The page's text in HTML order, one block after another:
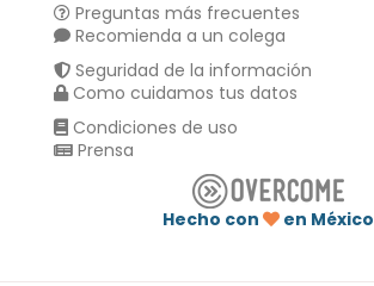
Preguntas más frecuentes
Recomienda a un colega
Seguridad de la información
Como cuidamos tus datos
Condiciones de uso
Prensa
Hecho con
en México